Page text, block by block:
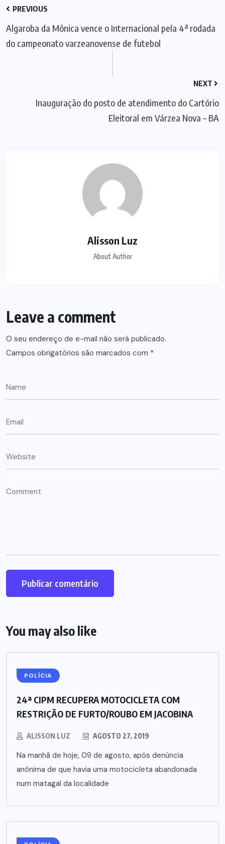
PREVIOUS
Algaroba da Mônica vence o Internacional pela 4ª rodada
do campeonato varzeanovense de futebol
NEXT
Inauguração do posto de atendimento do Cartório
Eleitoral em Várzea Nova – BA
Alisson Luz
About Author
Leave a comment
O seu endereço de e-mail não será publicado.
Campos obrigatórios são marcados com *
You may also like
POLÍCIA
24ª CIPM RECUPERA MOTOCICLETA COM
RESTRIÇÃO DE FURTO/ROUBO EM JACOBINA
ALISSON LUZ AGOSTO 27, 2019
Na manhã de hoje, 09 de agosto, após denúncia
anônima de que havia uma motocicleta abandonada
num matagal da localidade